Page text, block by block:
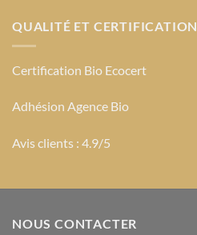
QUALITÉ ET CERTIFICATION
Certification Bio Ecocert
Adhésion Agence Bio
Avis clients : 4.9/5
NOUS CONTACTER